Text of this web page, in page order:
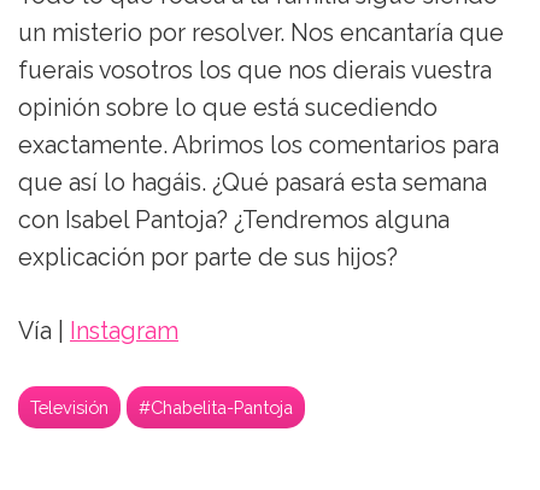
un misterio por resolver. Nos encantaría que
fuerais vosotros los que nos dierais vuestra
opinión sobre lo que está sucediendo
exactamente. Abrimos los comentarios para
que así lo hagáis. ¿Qué pasará esta semana
con Isabel Pantoja? ¿Tendremos alguna
explicación por parte de sus hijos?
Vía | Instagram
Televisión #Chabelita-Pantoja